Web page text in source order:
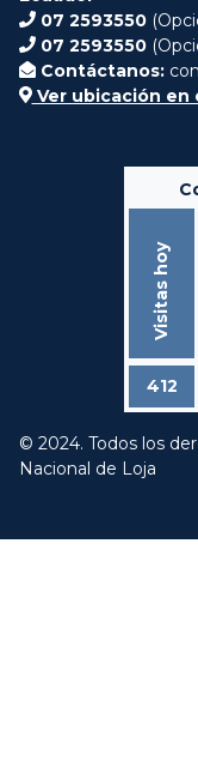
07 2593550
07 2593550
Contáctanos:
Ver ubicación en
Visitas hoy
412
© 2024. Todos los
Nacional de Loja